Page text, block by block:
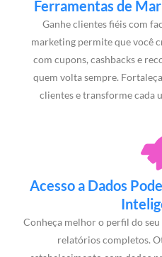
Ferramentas de
Ganhe clientes fiéis com
marketing permite que você
com cupons, cashbacks e
quem volta sempre.
clientes e transforme cada
Acesso a Dados
Conheça melhor o perfil do
relatórios completos.